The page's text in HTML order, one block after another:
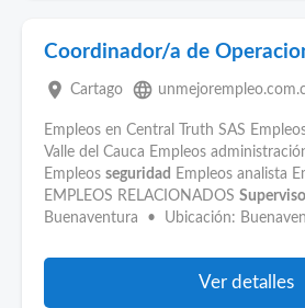
Coordinador/a de
place Cartago language
Empleos en Central Truth SAS
Valle del Cauca Empleos
Empleos seguridad Empleos analista
EMPLEOS RELACIONADOS
Buenaventura • Ubicación:
Ver detalles